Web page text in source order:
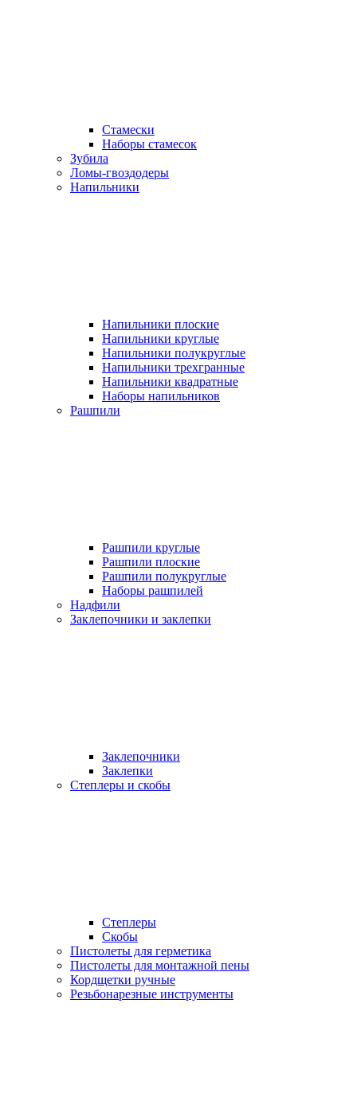
Стамески
Наборы стамесок
Зубила
Ломы-гвоздодеры
Напильники
Напильники плоские
Напильники круглые
Напильники полукруглые
Напильники трехгранные
Напильники квадратные
Наборы напильников
Рашпили
Рашпили круглые
Рашпили плоские
Рашпили полукруглые
Наборы рашпилей
Надфили
Заклепочники и заклепки
Заклепочники
Заклепки
Степлеры и скобы
Степлеры
Скобы
Пистолеты для герметика
Пистолеты для монтажной пены
Кордщетки ручные
Резьбонарезные инструменты